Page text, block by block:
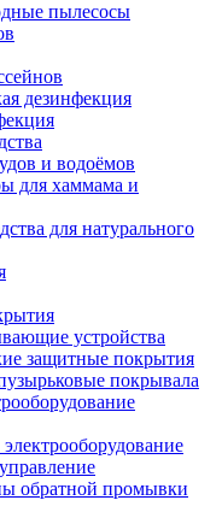
пылесосы
дезинфекция
и водоёмов
для хаммама и
для натурального
устройства
защитные покрытия
покрывала
обратной промывки